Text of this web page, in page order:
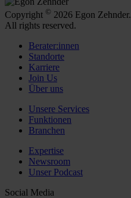
Copyright © 2026 Egon Zehnder.
All rights reserved.
Berater:innen
Standorte
Karriere
Join Us
Über uns
Unsere Services
Funktionen
Branchen
Expertise
Newsroom
Unser Podcast
Social Media